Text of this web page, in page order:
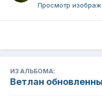
Просмотр
ИЗ АЛЬБОМА:
Ветлан